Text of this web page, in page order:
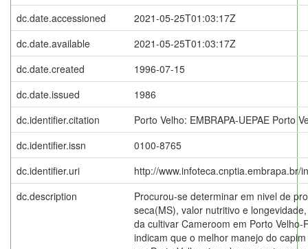
dc.date.accessioned
2021-05-25T01:03:17Z
dc.date.available
2021-05-25T01:03:17Z
dc.date.created
1996-07-15
dc.date.issued
1986
dc.identifier.citation
Porto Velho: EMBRAPA-UEPAE Porto
dc.identifier.issn
0100-8765
dc.identifier.uri
http://www.infoteca.cnptia.embrapa.br/
dc.description
Procurou-se determinar em nivel de
seca(MS), valor nutritivo e
da cultivar Cameroom em Porto Velho-
indicam que o melhor manejo do